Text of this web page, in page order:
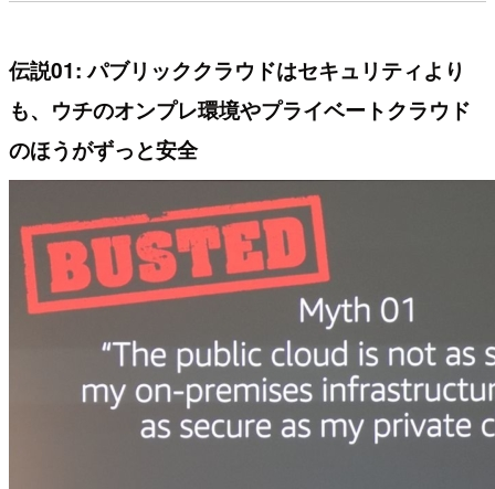
伝説01: パブリッククラウドはセキュリティより
も、ウチのオンプレ環境やプライベートクラウド
のほうがずっと安全